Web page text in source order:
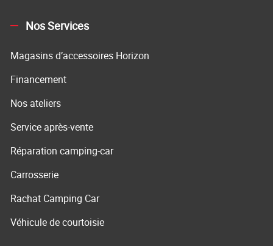
Nos Services
Magasins d’accessoires Horizon
Financement
Nos ateliers
Service après-vente
Réparation camping-car
Carrosserie
Rachat Camping Car
Véhicule de courtoisie